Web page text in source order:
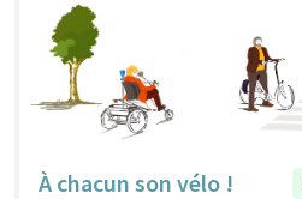
À chacun son vélo !